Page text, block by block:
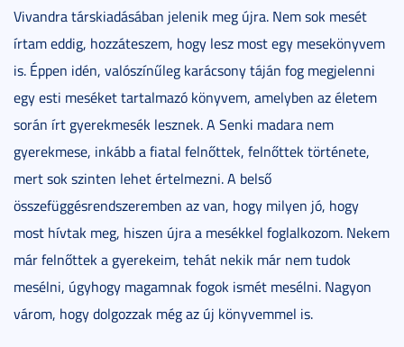
Vivandra társkiadásában jelenik meg újra. Nem sok mesét
írtam eddig, hozzáteszem, hogy lesz most egy mesekönyvem
is. Éppen idén, valószínűleg karácsony táján fog megjelenni
egy esti meséket tartalmazó könyvem, amelyben az életem
során írt gyerekmesék lesznek. A Senki madara nem
gyerekmese, inkább a fiatal felnőttek, felnőttek története,
mert sok szinten lehet értelmezni. A belső
összefüggésrendszeremben az van, hogy milyen jó, hogy
most hívtak meg, hiszen újra a mesékkel foglalkozom. Nekem
már felnőttek a gyerekeim, tehát nekik már nem tudok
mesélni, úgyhogy magamnak fogok ismét mesélni. Nagyon
várom, hogy dolgozzak még az új könyvemmel is.